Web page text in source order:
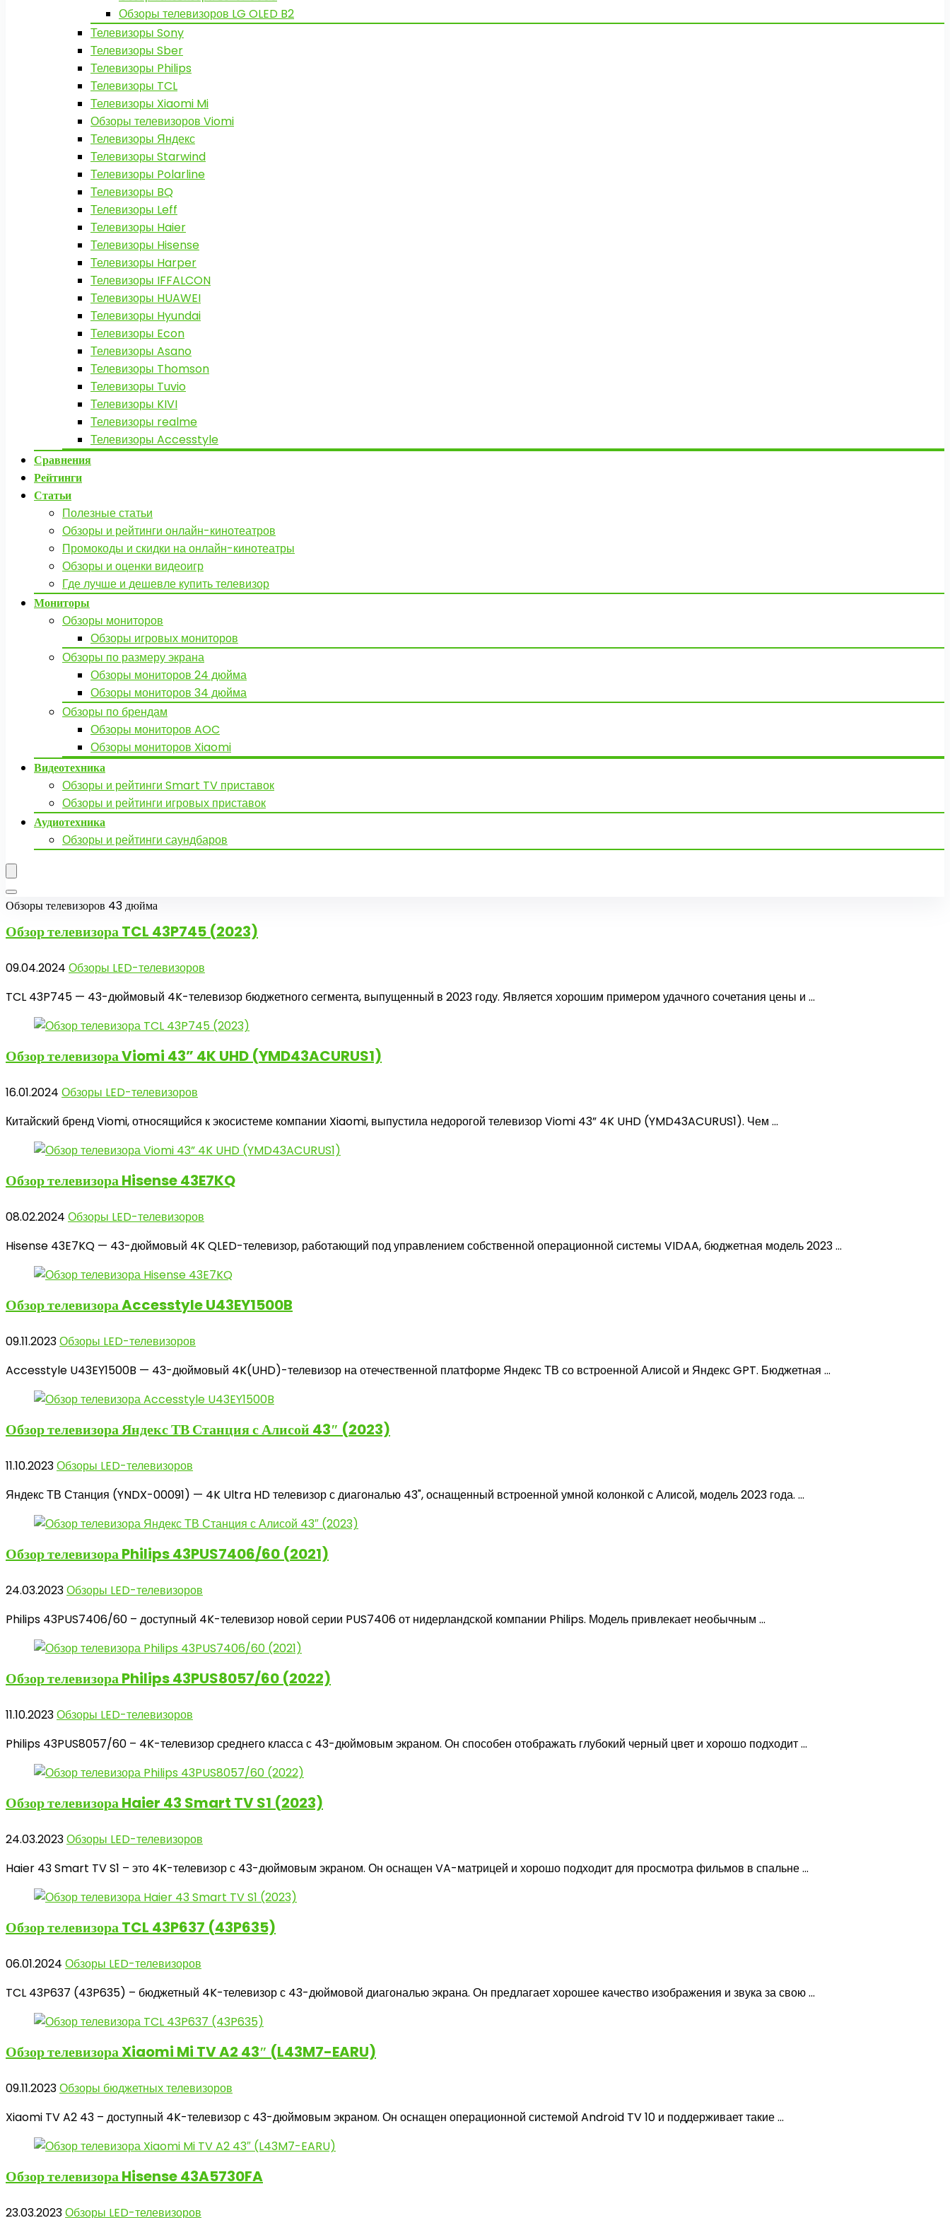
Обзоры телевизоров LG OLED B2
Телевизоры Sony
Телевизоры Sber
Телевизоры Philips
Телевизоры TCL
Телевизоры Xiaomi Mi
Обзоры телевизоров Viomi
Телевизоры Яндекс
Телевизоры Starwind
Телевизоры Polarline
Телевизоры BQ
Телевизоры Leff
Телевизоры Haier
Телевизоры Hisense
Телевизоры Harper
Телевизоры IFFALCON
Телевизоры HUAWEI
Телевизоры Hyundai
Телевизоры Econ
Телевизоры Asano
Телевизоры Thomson
Телевизоры Tuvio
Телевизоры KIVI
Телевизоры realme
Телевизоры Accesstyle
Сравнения
Рейтинги
Статьи
Полезные статьи
Обзоры и рейтинги онлайн-кинотеатров
Промокоды и скидки на онлайн-кинотеатры
Обзоры и оценки видеоигр
Где лучше и дешевле купить телевизор
Мониторы
Обзоры мониторов
Обзоры игровых мониторов
Обзоры по размеру экрана
Обзоры мониторов 24 дюйма
Обзоры мониторов 34 дюйма
Обзоры по брендам
Обзоры мониторов AOC
Обзоры мониторов Xiaomi
Видеотехника
Обзоры и рейтинги Smart TV приставок
Обзоры и рейтинги игровых приставок
Аудиотехника
Обзоры и рейтинги саундбаров
Обзоры телевизоров 43 дюйма
Обзор телевизораTCL 43P745 (2023)
09.04.2024 Обзоры LED-телевизоров
TCL 43P745 — 43-дюймовый 4K-телевизор бюджетного сегмента, выпущенный в 2023 году. Является хорошим примером удачного сочетания цены и ...
Обзор телевизораViomi 43” 4K UHD (YMD43ACURUS1)
16.01.2024 Обзоры LED-телевизоров
Китайский бренд Viomi, относящийся к экосистеме компании Xiaomi, выпустила недорогой телевизор Viomi 43” 4K UHD (YMD43ACURUS1). Чем ...
Обзор телевизораHisense 43E7KQ
08.02.2024 Обзоры LED-телевизоров
Hisense 43E7KQ — 43-дюймовый 4K QLED-телевизор, работающий под управлением собственной операционной системы VIDAA, бюджетная модель 2023 ...
Обзор телевизораAccesstyle U43EY1500B
09.11.2023Обзоры LED-телевизоров
Accesstyle U43EY1500B — 43-дюймовый 4K(UHD)-телевизор на отечественной платформе Яндекс ТВ со встроенной Алисой и Яндекс GPT. Бюджетная ...
Обзор телевизораЯндекс ТВ Станция с Алисой 43″ (2023)
11.10.2023Обзоры LED-телевизоров
Яндекс ТВ Станция (YNDX-00091) — 4K Ultra HD телевизор с диагональю 43", оснащенный встроенной умной колонкой с Алисой, модель 2023 года. ...
Обзор телевизораPhilips 43PUS7406/60 (2021)
24.03.2023Обзоры LED-телевизоров
Philips 43PUS7406/60 – доступный 4K-телевизор новой серии PUS7406 от нидерландской компании Philips. Модель привлекает необычным ...
Обзор телевизораPhilips 43PUS8057/60 (2022)
11.10.2023Обзоры LED-телевизоров
Philips 43PUS8057/60 – 4K-телевизор среднего класса с 43-дюймовым экраном. Он способен отображать глубокий черный цвет и хорошо подходит ...
Обзор телевизораHaier 43 Smart TV S1 (2023)
24.03.2023Обзоры LED-телевизоров
Haier 43 Smart TV S1 – это 4K-телевизор с 43-дюймовым экраном. Он оснащен VA-матрицей и хорошо подходит для просмотра фильмов в спальне ...
Обзор телевизораTCL 43P637 (43P635)
06.01.2024 Обзоры LED-телевизоров
TCL 43P637 (43P635) – бюджетный 4K-телевизор с 43-дюймовой диагональю экрана. Он предлагает хорошее качество изображения и звука за свою ...
Обзор телевизораXiaomi Mi TV A2 43″ (L43M7-EARU)
09.11.2023Обзоры бюджетных телевизоров
Xiaomi TV A2 43 – доступный 4K-телевизор с 43-дюймовым экраном. Он оснащен операционной системой Android TV 10 и поддерживает такие ...
Обзор телевизораHisense 43A5730FA
23.03.2023Обзоры LED-телевизоров